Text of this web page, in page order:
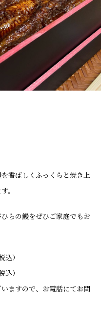
香ばしくふっくらと焼き上
。
らの鰻をぜひご家庭でもお
）
）
ますので、お電話にてお問